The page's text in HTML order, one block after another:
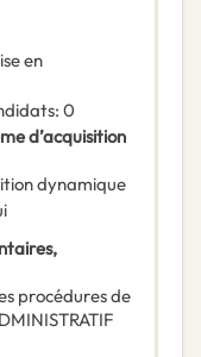
en
: 0
d’acquisition
dynamique
procédures de